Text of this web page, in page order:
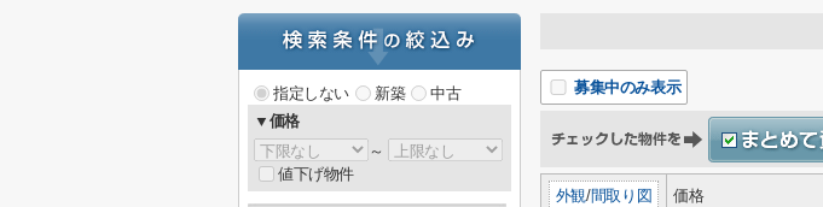
募集中のみ表示
外観/間取り図
価格
指定しない 新築
中古
▼価格
～
値下げ物件